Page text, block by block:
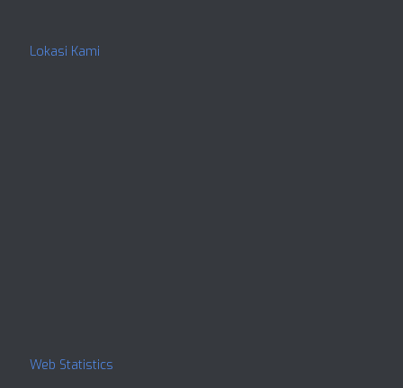
Lokasi Kami
Web Statistics